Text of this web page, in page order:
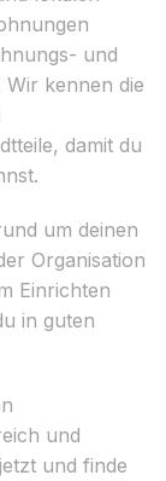
und
kennen die
damit du
um deinen
Organisation
Einrichten
in guten
und
und finde